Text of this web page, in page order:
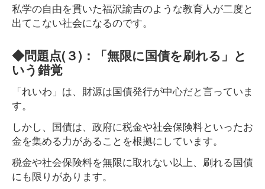
私学の自由を貫いた福沢諭吉のような教育人が二度と
出てこない社会になるのです。
◆問題点(３)：「無限に国債を刷れる」と
いう錯覚
「れいわ」は、財源は国債発行が中心だと言っていま
す。
しかし、国債は、政府に税金や社会保険料といったお
金を集める力があることを根拠にしています。
税金や社会保険料を無限に取れない以上、刷れる国債
にも限りがあります。